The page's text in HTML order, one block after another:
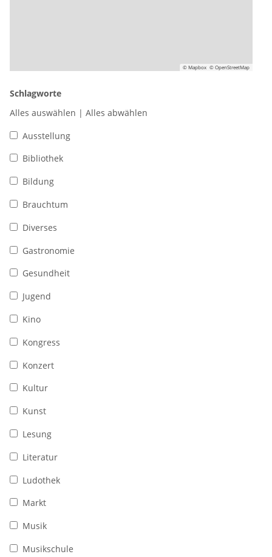
© Mapbox © OpenStreetMap
Schlagworte
Alles auswählen | Alles abwählen
Ausstellung
Bibliothek
Bildung
Brauchtum
Diverses
Gastronomie
Gesundheit
Jugend
Kino
Kongress
Konzert
Kultur
Kunst
Lesung
Literatur
Ludothek
Markt
Musik
Musikschule